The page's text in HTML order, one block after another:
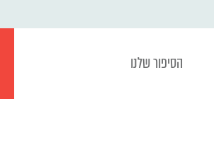
הסיפור שלנו